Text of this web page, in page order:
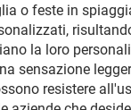
o feste in
la loro
sensazione
resistere